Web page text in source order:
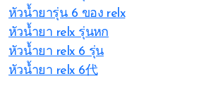
หัวน้ำยารุ่น 6 ของ relx
หัวน้ำยา relx รุ่นหก
หัวน้ำยา relx 6 รุ่น
หัวน้ำยา relx 6代